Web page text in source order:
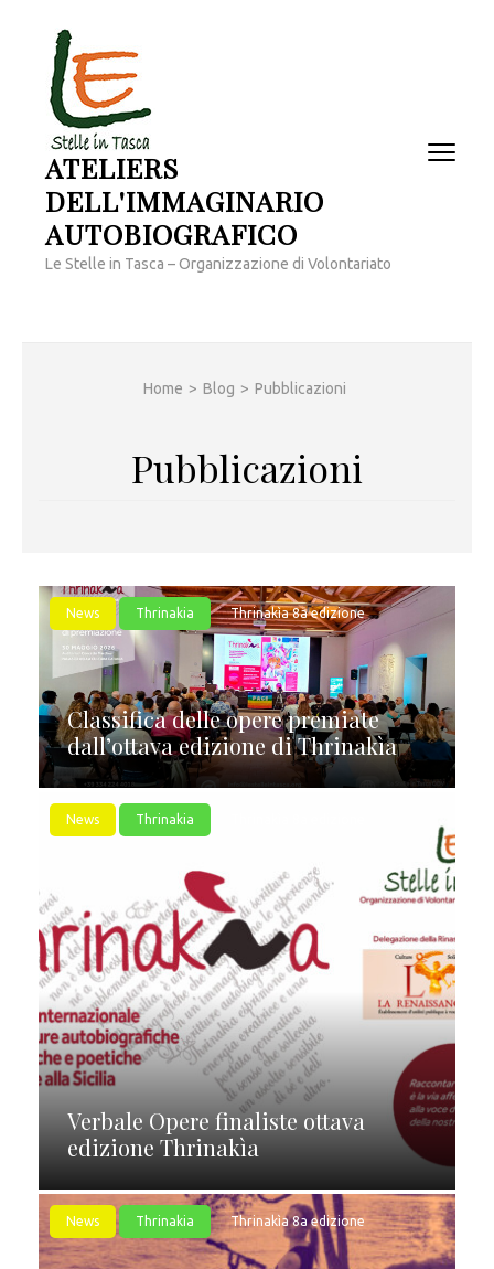
contenuto
(premi
invio)
ATELIERS
DELL'IMMAGINARIO
AUTOBIOGRAFICO
Le Stelle in Tasca – Organizzazione di Volontariato
Home > Blog > Pubblicazioni
Pubblicazioni
News Thrinakia Thrinakìa 8a edizione
Classifica delle opere premiate
dall’ottava edizione di Thrinakìa
News Thrinakia
Verbale Opere finaliste ottava
edizione Thrinakìa
News Thrinakia Thrinakìa 8a edizione